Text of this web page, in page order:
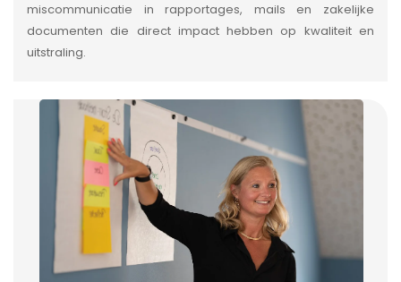
miscommunicatie in rapportages, mails en zakelijke
documenten die direct impact hebben op kwaliteit en
uitstraling.